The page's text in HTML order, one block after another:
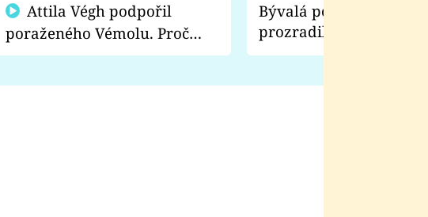
poraženého Vémolu. Proč
chce raději zápasit s ním než
Bývalá pornoherečka
prozradila, co ji
natáčení Euforie.